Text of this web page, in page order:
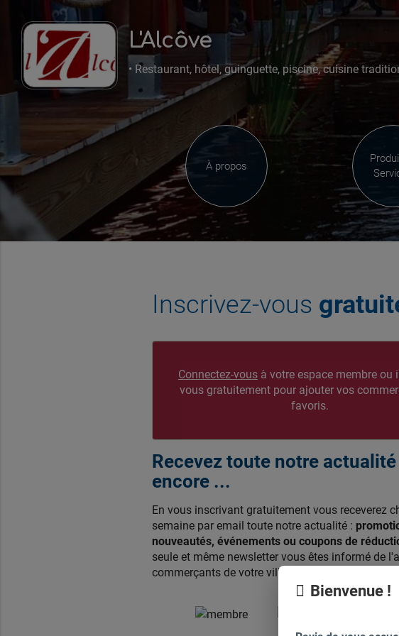
L'Alcôve
• Restaurant, hôtel, guinguette, piscine, cuisine
À propos
Inscrivez-vous
Connectez-vousà votre espace membre ou
vous gratuitement pour ajouter vos
favoris.
Recevez toute notre
encore ...
En vous inscrivant gratuitement vous receverez
semaine par email toute notre actualité :
nouveautés, événements ou coupons de
seule et même newsletter vous êtes informé de
commerçants de votre ville membres de
Bienvenue !